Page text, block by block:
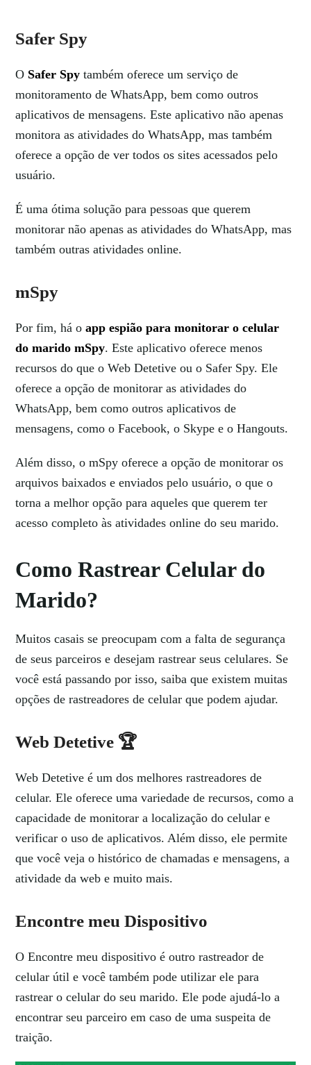
Safer Spy
O Safer Spy também oferece um serviço de
monitoramento de WhatsApp, bem como outros
aplicativos de mensagens. Este aplicativo não apenas
monitora as atividades do WhatsApp, mas também
oferece a opção de ver todos os sites acessados pelo
usuário.
É uma ótima solução para pessoas que querem
monitorar não apenas as atividades do WhatsApp, mas
também outras atividades online.
mSpy
Por fim, há oapp espião para monitorar o celular
do marido mSpy. Este aplicativo oferece menos
recursos do que o Web Detetive ou o Safer Spy. Ele
oferece a opção de monitorar as atividades do
WhatsApp, bem como outros aplicativos de
mensagens, como o Facebook, o Skype e o Hangouts.
Além disso, o mSpy oferece a opção de monitorar os
arquivos baixados e enviados pelo usuário, o que o
torna a melhor opção para aqueles que querem ter
acesso completo às atividades online do seu marido.
Como Rastrear Celular do
Marido?
Muitos casais se preocupam com a falta de segurança
de seus parceiros e desejam rastrear seus celulares. Se
você está passando por isso, saiba que existem muitas
opções de rastreadores de celular que podem ajudar.
Web Detetive 🏆
Web Detetive é um dos melhores rastreadores de
celular. Ele oferece uma variedade de recursos, como a
capacidade de monitorar a localização do celular e
verificar o uso de aplicativos. Além disso, ele permite
que você veja o histórico de chamadas e mensagens, a
atividade da web e muito mais.
Encontre meu Dispositivo
O Encontre meu dispositivo é outro rastreador de
celular útil e você também pode utilizar ele para
rastrear o celular do seu marido. Ele pode ajudá-lo a
encontrar seu parceiro em caso de uma suspeita de
traição.